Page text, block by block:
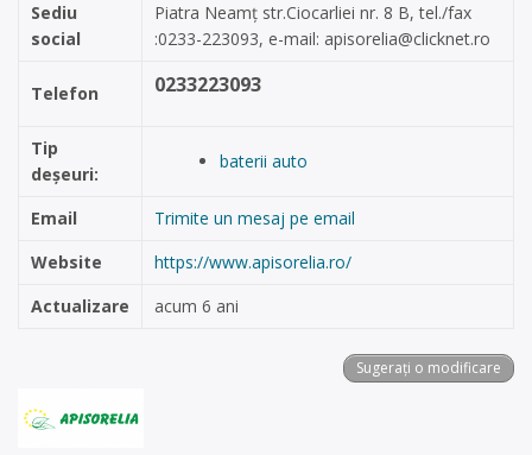
Sediu
social
Piatra Neamț str.Ciocarliei nr. 8 B, tel./fax
:0233-223093, e-mail: apisorelia@clicknet.ro
Telefon 0233223093
Tip
deșeuri:
baterii auto
Email
Trimite un mesaj pe email
Website
https://www.apisorelia.ro/
Actualizare
acum 6 ani
Sugerați o modificare